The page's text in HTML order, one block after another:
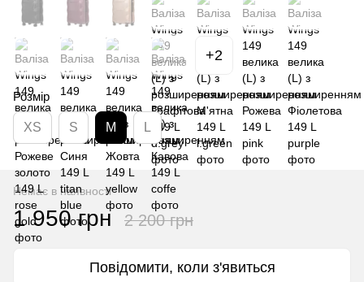
+2
Розмір
XS S M L
Немає в наявності
1 950 грн 2 200 грн
Повідомити, коли з'явиться